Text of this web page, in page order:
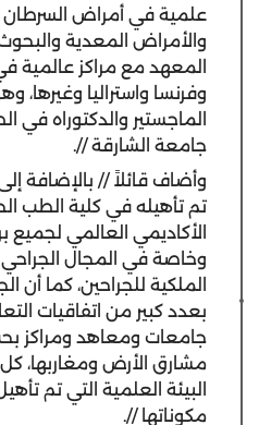
علمية في أمراض
والأمراض المعدية والبحوث
المعهد مع مراكز عالمية في
وفرنسا واستراليا وغيرها،
الماجستير والدكتوراه في
جامعة الشارقة //.
وأضاف قائلاً // بالإضافة
تم تأهيله في كلية الطب
الأكاديمي العالمي لجميع
وخاصة في المجال الجراحي
الملكية للجراحين، كما أن
بعدد كبير من اتفاقيات
جامعات ومعاهد ومراكز
مشارق الأرض ومغاربها،
البيئة العلمية التي تم
مكوناتها //.